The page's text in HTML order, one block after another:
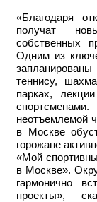
«Благодаря
получат
собственных
Одним из
теннису,
парках,
неотъемлемой
в Москве
горожане
«Мой
в Москве».
гармонично
проекты», —